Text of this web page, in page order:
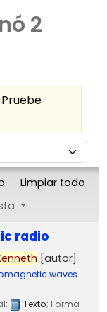
2
Limpiar todo
radio
[autor]
waves
Texto; Forma